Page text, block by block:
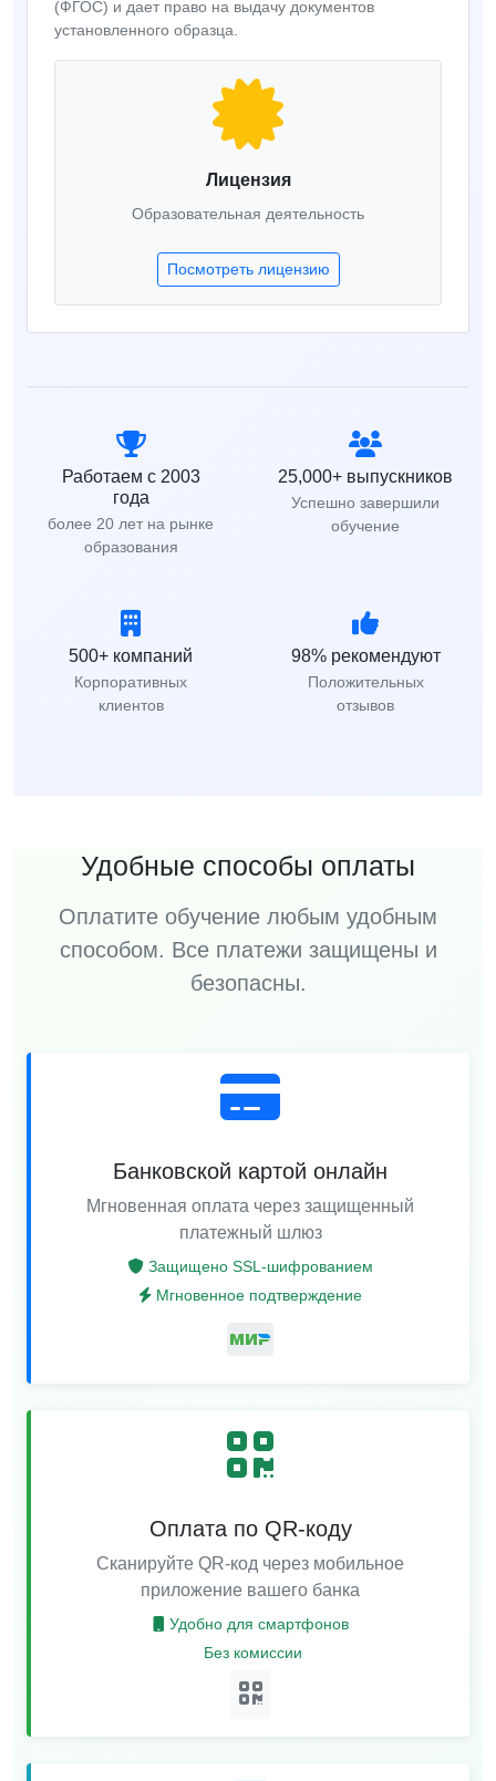
(ФГОС) и дает право на выдачу документов
установленного образца.
Лицензия
Образовательная деятельность
Посмотреть лицензию
Работаем с 2003
года
более 20 лет на рынке
образования
25,000+ выпускников
Успешно завершили
обучение
500+ компаний
Корпоративных
клиентов
98% рекомендуют
Положительных
отзывов
Удобные способы оплаты
Оплатите обучение любым удобным
способом. Все платежи защищены и
безопасны.
Банковской картой онлайн
Мгновенная оплата через защищенный
платежный шлюз
Защищено SSL-шифрованием
Мгновенное подтверждение
Оплата по QR-коду
Сканируйте QR-код через мобильное
приложение вашего банка
Удобно для смартфонов
Без комиссии